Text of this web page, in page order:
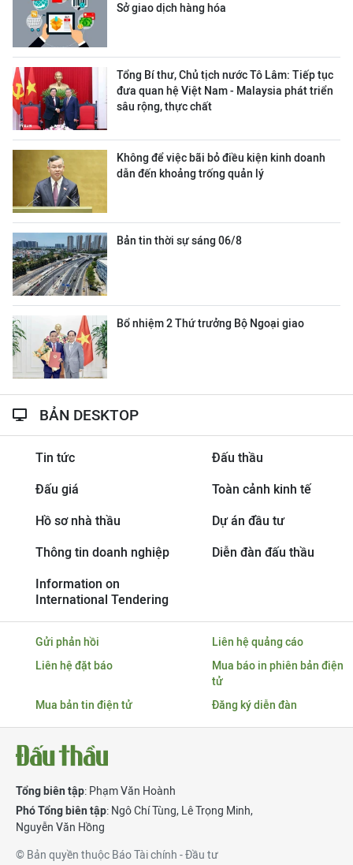
Sở giao dịch hàng hóa
Tổng Bí thư, Chủ tịch nước Tô Lâm: Tiếp tục
đưa quan hệ Việt Nam - Malaysia phát triển
sâu rộng, thực chất
Không để việc bãi bỏ điều kiện kinh doanh
dẫn đến khoảng trống quản lý
Bản tin thời sự sáng 06/8
Bổ nhiệm 2 Thứ trưởng Bộ Ngoại giao
BẢN DESKTOP
Tin tức Đấu thầu
Đấu giá Toàn cảnh kinh tế
Hồ sơ nhà thầu Dự án đầu tư
Thông tin doanh nghiệp Diễn đàn đấu thầu
Information on
International Tendering
Gửi phản hồi
Liên hệ quảng cáo
Liên hệ đặt báo
Mua báo in phiên bản điện
tử
Mua bản tin điện tử
Đăng ký diễn đàn
Tổng biên tập: Phạm Văn Hoành
Phó Tổng biên tập: Ngô Chí Tùng, Lê Trọng Minh,
Nguyễn Văn Hồng
© Bản quyền thuộc Báo Tài chính - Đầu tư